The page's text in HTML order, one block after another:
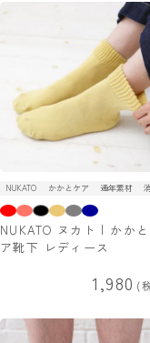
NUKATO かかとケア 通年素材
NUKATO ヌカト | かかと
ア靴下 レディース
1,980